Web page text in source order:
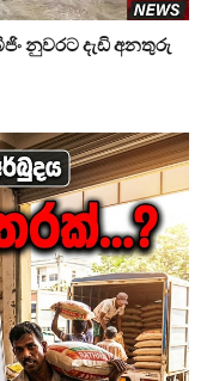
නුවරට දැඩි අනතුරු